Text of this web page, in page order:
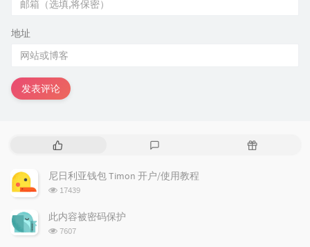
地址
发表评论
热
文
章
评
论
随
尼日利亚钱包 Timon 开户/使用教程
浏
次
数:
17439
此内容被密码保护
浏
7607